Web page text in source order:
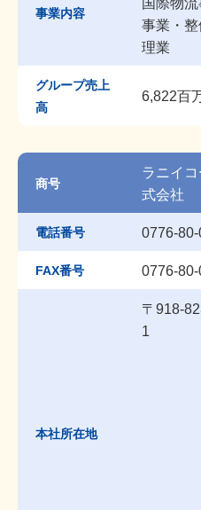
事業内容
国際物
事業・
理業
グループ売上
高
6,822百
商号
ラニイ
式会社
電話番号 0776-80-
FAX番号 0776-80-
本社所在地
〒918-
1